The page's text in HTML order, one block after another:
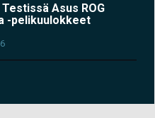
Asus ROG
-pelikuulokkeet